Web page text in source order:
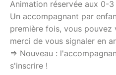
Animation réservée aux 0-3
Un accompagnant par
première fois, vous pouvez
merci de vous signaler en
=> Nouveau :
s'inscrire !